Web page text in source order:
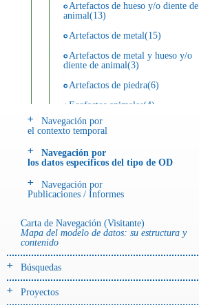
Artefactos de hueso y/o diente de
animal(13)
Artefactos de metal(15)
Artefactos de metal y hueso y/o
diente de animal(3)
Artefactos de piedra(6)
Ecofactos animales(4)
Registro de restos óseos humanos
(individuos)(3)
Registro de unidades
estratigráficas(7)
- UE# y tipo de UE
Objetos clasificados según
los tipos de UE del GE
Navegación por
el contexto temporal
Navegación por
los datos específicos del tipo de OD
Navegación por
Publicaciones / Informes
Carta de Navegación (Visitante)
Mapa del modelo de datos: su estructura y
contenido
Búsquedas
Proyectos